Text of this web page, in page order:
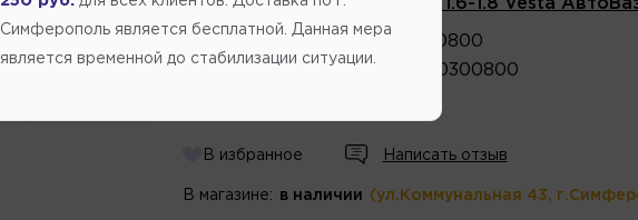
Катализатор катколлектор 1.6-1.8 Vesta
номер
21129120300800
Каталожный
номер 21129120300800
В избранное Написать отзыв
В магазине: в наличии (ул.Коммунальная 43,
Симферополь является бесплатной. Данная мера
является временной до стабилизации ситуации.